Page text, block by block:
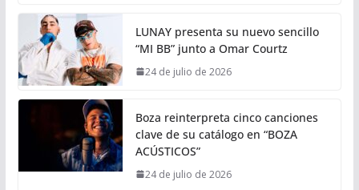
LUNAY presenta su nuevo sencillo
“MI BB” junto a Omar Courtz
24 de julio de 2026
Boza reinterpreta cinco canciones
clave de su catálogo en “BOZA
ACÚSTICOS”
24 de julio de 2026